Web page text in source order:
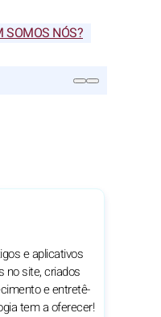
SOMOS NÓS?
e aplicativos
no site, criados
e entretê-
tem a oferecer!